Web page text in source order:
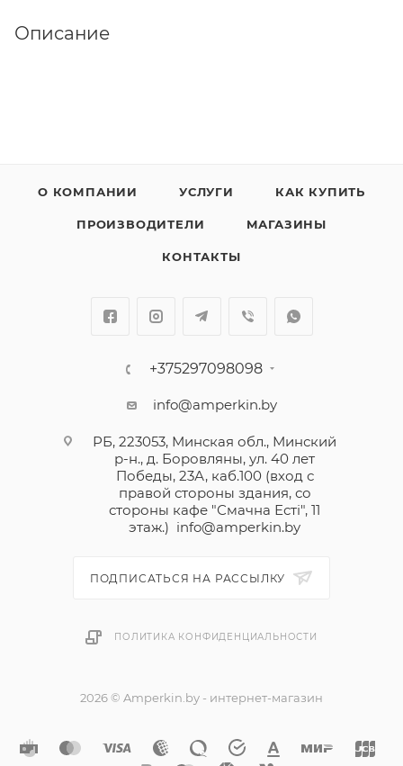
Описание
О КОМПАНИИ УСЛУГИ КАК КУПИТЬ
ПРОИЗВОДИТЕЛИ МАГАЗИНЫ
КОНТАКТЫ
+375297098098
info@amperkin.by
РБ, 223053, Минская обл., Минский
р-н., д. Боровляны, ул. 40 лет
Победы, 23А, каб.100 (вход с
правой стороны здания, со
стороны кафе "Смачна Естi", 11
этаж.) info@amperkin.by
ПОДПИСАТЬСЯ НА РАССЫЛКУ
ПОЛИТИКА КОНФИДЕНЦИАЛЬНОСТИ
2026 © Amperkin.by - интернет-магазин